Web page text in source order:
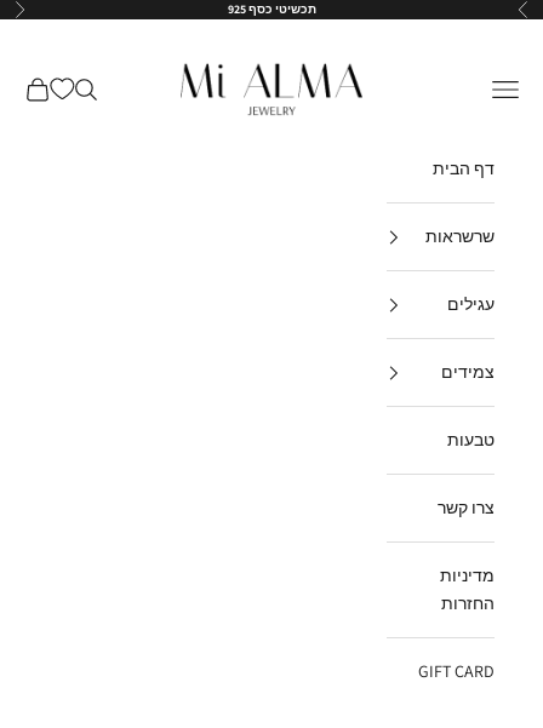
דילוג לתוכן
הקודם תכשיטי כסף 925 הבא
Mi-Alma-il
תפריט חיפוש עגלת
דף הבית
שרשראות
עגילים
צמידים
טבעות
צרו קשר
מדיניות
החזרות
GIFT CARD